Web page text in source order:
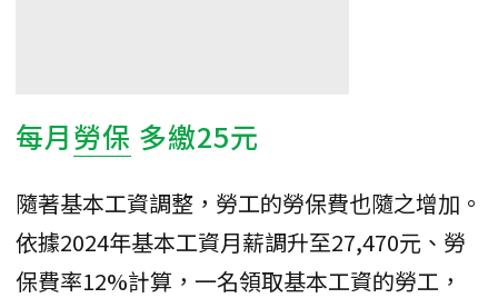
每月勞保 多繳25元
隨著基本工資調整，勞工的勞保費也隨之增加。
依據2024年基本工資月薪調升至27,470元、勞
保費率12%計算，一名領取基本工資的勞工，